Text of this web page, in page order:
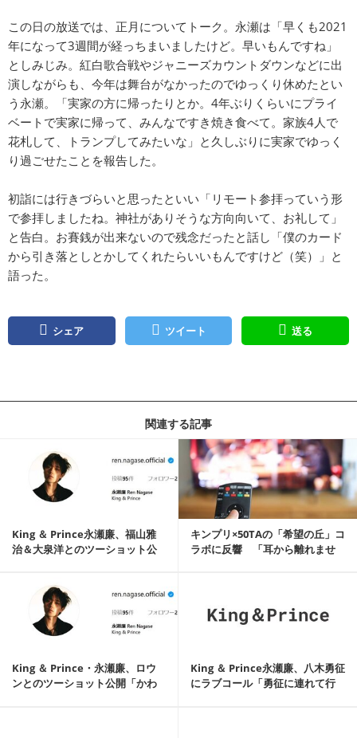
この日の放送では、正月についてトーク。永瀬は「早くも2021
年になって3週間が経っちまいましたけど。早いもんですね」
としみじみ。紅白歌合戦やジャニーズカウントダウンなどに出
演しながらも、今年は舞台がなかったのでゆっくり休めたとい
う永瀬。「実家の方に帰ったりとか。4年ぶりくらいにプライ
ベートで実家に帰って、みんなですき焼き食べて。家族4人で
花札して、トランプしてみたいな」と久しぶりに実家でゆっく
り過ごせたことを報告した。
初詣には行きづらいと思ったといい「リモート参拝っていう形
で参拝しましたね。神社がありそうな方向向いて、お礼して」
と告白。お賽銭が出来ないので残念だったと話し「僕のカード
から引き落としとかしてくれたらいいもんですけど（笑）」と
語った。
シェア ツイート 送る
関連する記事
King ＆ Prince永瀬廉、福山雅
治＆大泉洋とのツーショット公
キンプリ×50TAの「希望の丘」コ
ラボに反響 「耳から離れませ
King ＆ Prince・永瀬廉、ロウ
ンとのツーショット公開「かわ
King ＆ Prince永瀬廉、八木勇征
にラブコール「勇征に連れて行